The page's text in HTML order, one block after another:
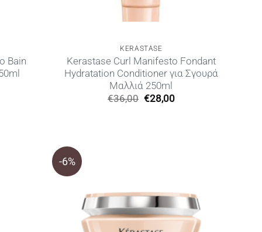
Bain
KERASTASE
Kerastase Curl Manifesto Fondant
Hydratation Conditioner για Σγουρά
Μαλλιά 250ml
€36,00 Original
€28,00Η
-6%